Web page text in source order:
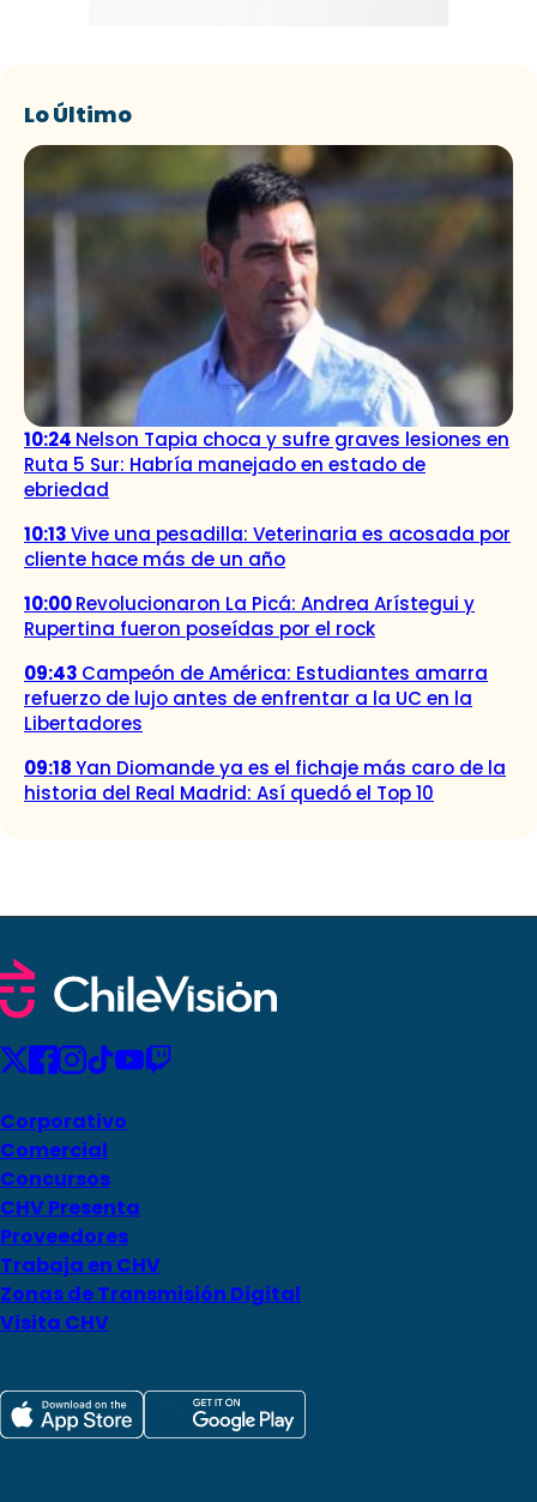
Lo Último
10:24 Nelson Tapia choca y sufre graves lesiones en
Ruta 5 Sur: Habría manejado en estado de
ebriedad
10:13Vive una pesadilla: Veterinaria es acosada por
cliente hace más de un año
10:00Revolucionaron La Picá: Andrea Arístegui y
Rupertina fueron poseídas por el rock
09:43 Campeón de América: Estudiantes amarra
refuerzo de lujo antes de enfrentar a la UC en la
Libertadores
09:18Yan Diomande ya es el fichaje más caro de la
historia del Real Madrid: Así quedó el Top 10
Corporativo
Comercial
Concursos
CHV Presenta
Proveedores
Trabaja en CHV
Zonas de Transmisión Digital
Visita CHV